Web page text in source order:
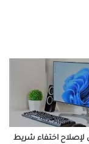
طرق لإصلاح اختفاء شريط